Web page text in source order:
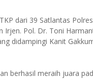
dari 39 Satlantas
Pol. Dr. Toni
didampingi Kanit
berhasil meraih juara